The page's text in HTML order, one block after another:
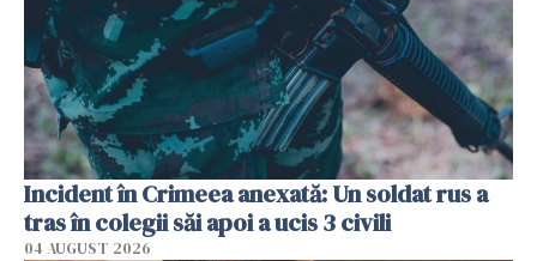
Incident în Crimeea anexată: Un soldat rus a
tras în colegii săi apoi a ucis 3 civili
04 AUGUST 2026